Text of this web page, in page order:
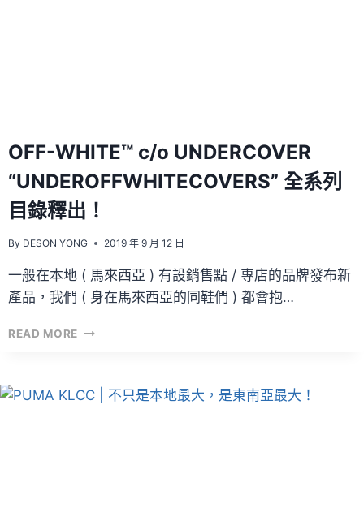
OFF-WHITE™ c/o UNDERCOVER
“UNDEROFFWHITECOVERS” 全系列
目錄釋出！
By DESON YONG 2019 年 9 月 12 日
一般在本地 ( 馬來西亞 ) 有設銷售點 / 專店的品牌發布新
產品，我們 ( 身在馬來西亞的同鞋們 ) 都會抱…
READ MORE OFF-
“UNDEROFFWHITECOVERS”